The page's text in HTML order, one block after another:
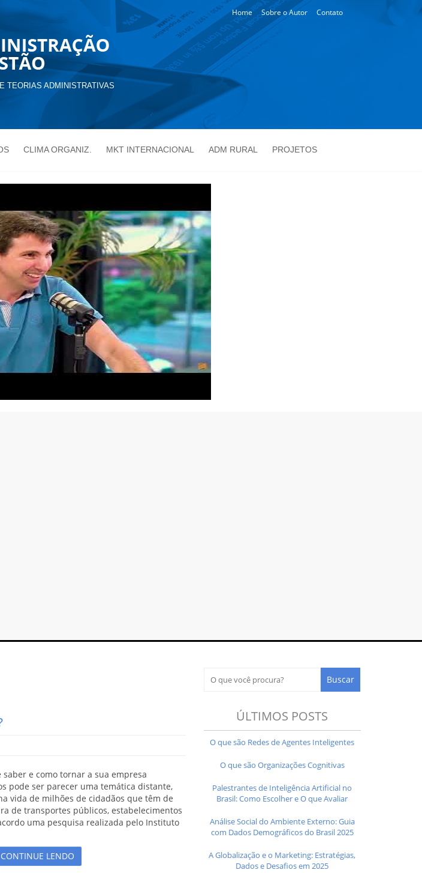
Home Sobre o Autor Contato
TEORIAS ADMINISTRATIVAS
CLIMA ORGANIZ. MKT INTERNACIONAL ADM RURAL PROJETOS
e como tornar a sua empresa
pode ser parecer uma temática distante,
vida de milhões de cidadãos que têm de
de transportes públicos, estabelecimentos
uma pesquisa realizada pelo Instituto
CONTINUE LENDO
ÚLTIMOS POSTS
O que são Redes de Agentes Inteligentes
O que são Organizações Cognitivas
Palestrantes de Inteligência Artificial no
Brasil: Como Escolher e O que Avaliar
Análise Social do Ambiente Externo: Guia
com Dados Demográficos do Brasil 2025
A Globalização e o Marketing: Estratégias,
Dados e Desafios em 2025